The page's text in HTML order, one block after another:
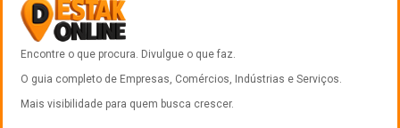
Encontre o que procura. Divulgue o que faz.
O guia completo de Empresas, Comércios, Indústrias e Serviços.
Mais visibilidade para quem busca crescer.